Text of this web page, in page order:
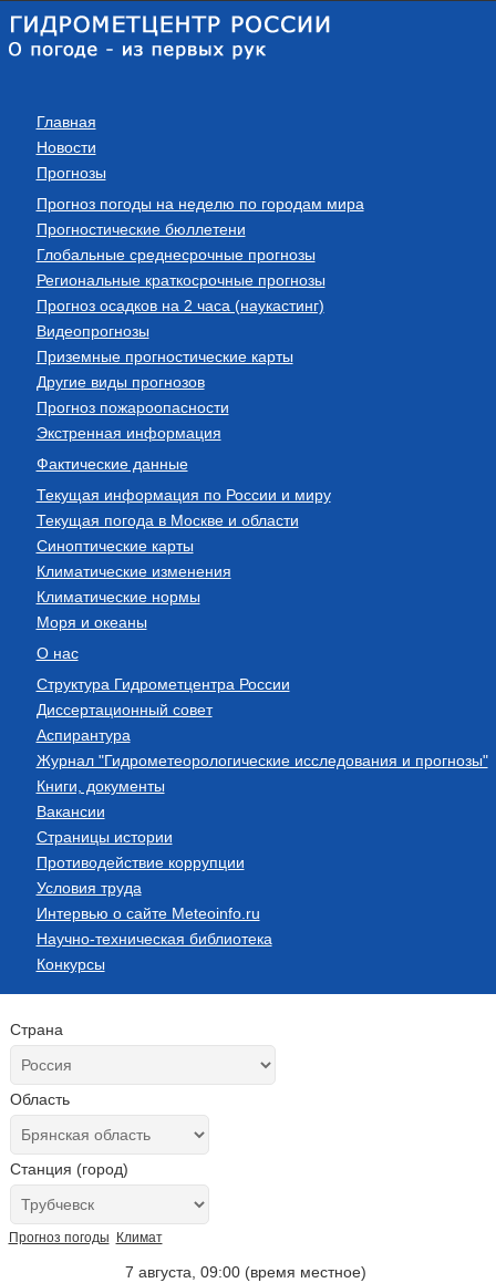
Главная
Новости
Прогнозы
Прогноз погоды на неделю по городам мира
Прогностические бюллетени
Глобальные среднесрочные прогнозы
Региональные краткосрочные прогнозы
Прогноз осадков на 2 часа (наукастинг)
Видеопрогнозы
Приземные прогностические карты
Другие виды прогнозов
Прогноз пожароопасности
Экстренная информация
Фактические данные
Текущая информация по России и миру
Текущая погода в Москве и области
Синоптические карты
Климатические изменения
Климатические нормы
Моря и океаны
О нас
Структура Гидрометцентра России
Диссертационный совет
Аспирантура
Журнал "Гидрометеорологические исследования и прогнозы"
Книги, документы
Вакансии
Страницы истории
Противодействие коррупции
Условия труда
Интервью о сайте Meteoinfo.ru
Научно-техническая библиотека
Конкурсы
Страна
Область
Станция (город)
Прогноз погоды Климат
7 августа, 09:00 (время местное)